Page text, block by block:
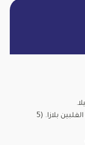
ليلة واحدة في فندق سوفيتيل الفلبين بلازا. (5